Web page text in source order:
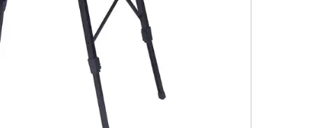
کیف و اکسسوری استنلی